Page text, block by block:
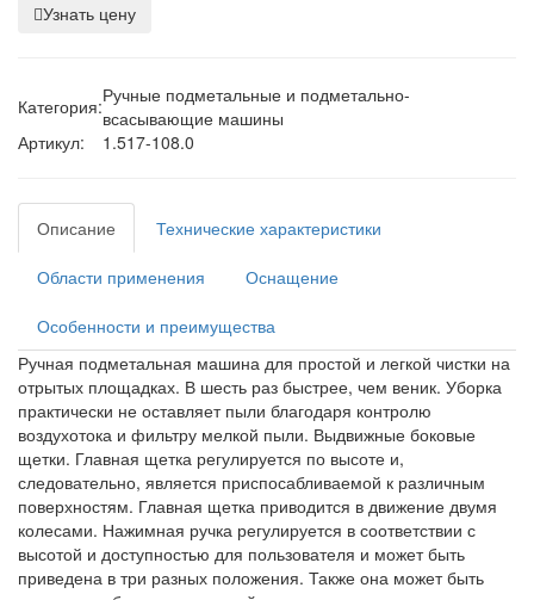
Узнать цену
Категория:Ручные подметальные и подметально-
всасывающие машины
Артикул:
1.517-108.0
Описание Технические характеристики
Области применения Оснащение
Особенности и преимущества
Ручная подметальная машина для простой и легкой чистки на
отрытых площадках. В шесть раз быстрее, чем веник. Уборка
практически не оставляет пыли благодаря контролю
воздухотока и фильтру мелкой пыли. Выдвижные боковые
щетки. Главная щетка регулируется по высоте и,
следовательно, является приспосабливаемой к различным
поверхностям. Главная щетка приводится в движение двумя
колесами. Нажимная ручка регулируется в соответствии с
высотой и доступностью для пользователя и может быть
приведена в три разных положения. Также она может быть